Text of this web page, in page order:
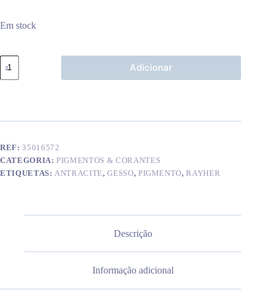
Em stock
Quantidade
de
Pigmento
Adicionar
REF:35016572
CATEGORIA:PIGMENTOS & CORANTES
ETIQUETAS: ANTRACITE,GESSO, PIGMENTO,RAYHER
Descrição
Informação adicional